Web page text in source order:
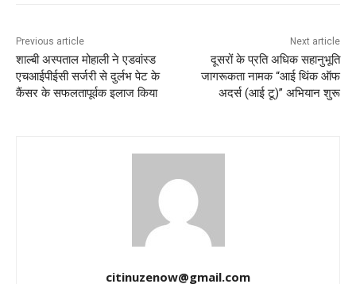
Previous article
शाल्बी अस्पताल मोहाली ने एडवांस्ड
एचआईपीईसी सर्जरी से दुर्लभ पेट के
कैंसर के सफलतापूर्वक इलाज किया
Next article
दूसरों के प्रति अधिक सहानुभूति
जागरूकता नामक “आई थिंक ऑफ
अदर्स (आई टू)” अभियान शुरू
citinuzenow@gmail.com